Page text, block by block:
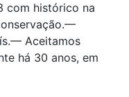
com histórico na
Aceitamos
há 30 anos, em